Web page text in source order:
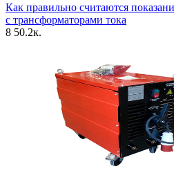
Как правильно считаются
с трансформаторами тока
8 50.2к.